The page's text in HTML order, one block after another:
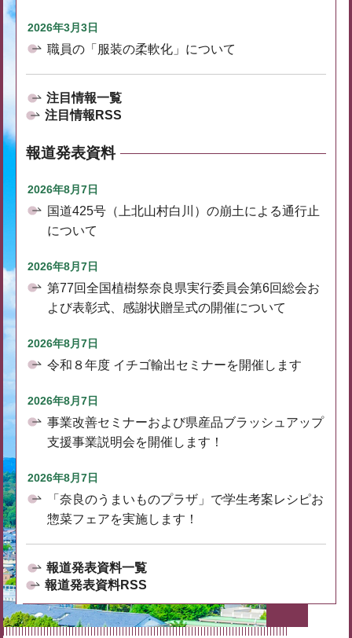
2026年3月3日
職員の「服装の柔軟化」について
注目情報一覧
注目情報RSS
報道発表資料
2026年8月7日
国道425号（上北山村白川）の崩土による通行止
について
2026年8月7日
第77回全国植樹祭奈良県実行委員会第6回総会お
よび表彰式、感謝状贈呈式の開催について
2026年8月7日
令和８年度 イチゴ輸出セミナーを開催します
2026年8月7日
事業改善セミナーおよび県産品ブラッシュアップ
支援事業説明会を開催します！
2026年8月7日
「奈良のうまいものプラザ」で学生考案レシピお
惣菜フェアを実施します！
報道発表資料一覧
報道発表資料RSS